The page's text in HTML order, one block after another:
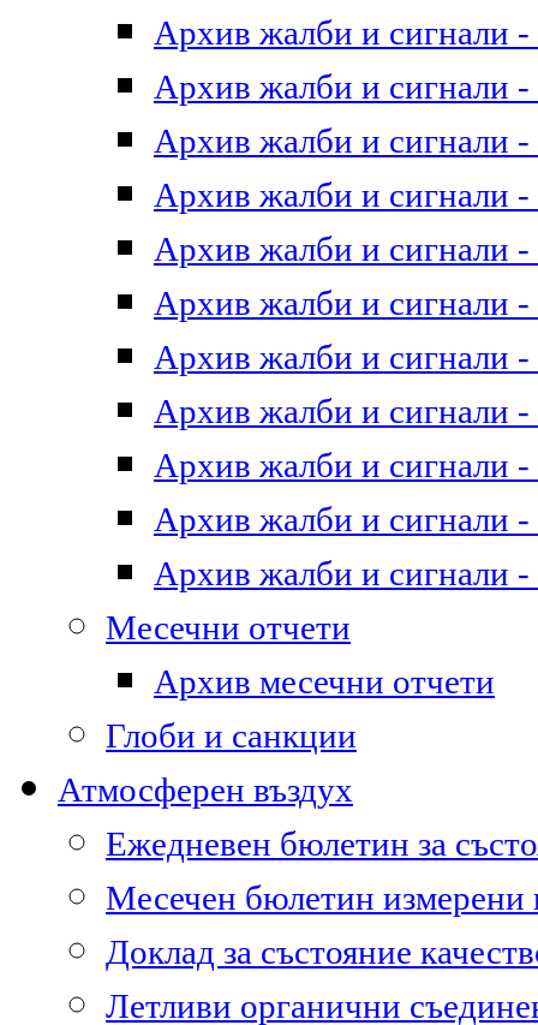
Архив жалби и сигнали -
Архив жалби и сигнали -
Архив жалби и сигнали -
Архив жалби и сигнали -
Архив жалби и сигнали -
Архив жалби и сигнали -
Архив жалби и сигнали -
Архив жалби и сигнали -
Архив жалби и сигнали -
Архив жалби и сигнали -
Архив жалби и сигнали -
Месечни отчети
Архив месечни отчети
Глоби и санкции
Атмосферен въздух
Ежедневен бюлетин за
Месечен бюлетин
Доклад за състояние
Летливи органични